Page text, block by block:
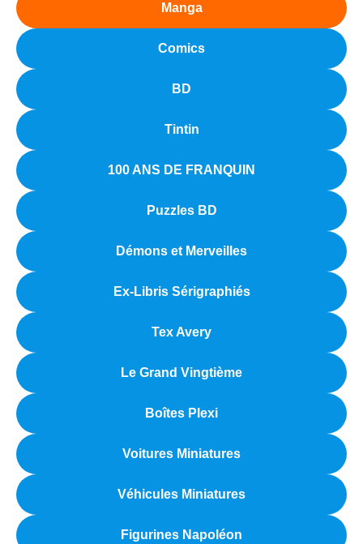
Manga
Comics
BD
Tintin
100 ANS DE FRANQUIN
Puzzles BD
Démons et Merveilles
Ex-Libris Sérigraphiés
Tex Avery
Le Grand Vingtième
Boîtes Plexi
Voitures Miniatures
Véhicules Miniatures
Figurines Napoléon